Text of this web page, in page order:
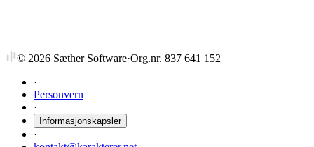
© 2026 Sæther Software·Org.nr. 837 641 152
·
Personvern
·
Informasjonskapsler
·